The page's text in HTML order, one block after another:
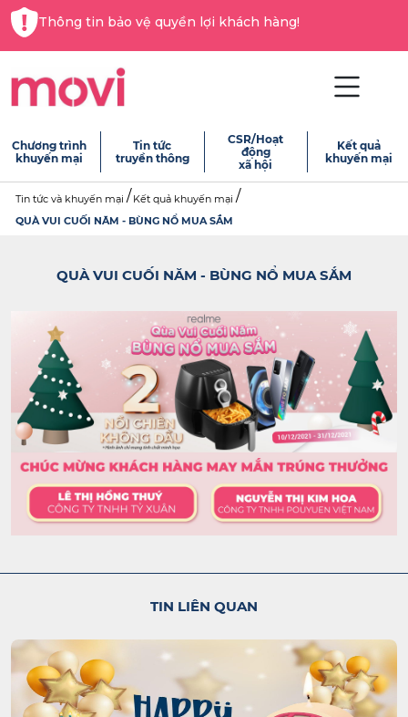
Thông tin bảo vệ quyền lợi khách hàng!
Chương trình
khuyến mại
Tin tức
truyền thông
CSR/Hoạt
động
xã hội
Kết quả
khuyến mại
Tin tức và khuyến mại
Kết quả khuyến mại
QUÀ VUI CUỐI NĂM - BÙNG NỔ MUA SẮM
QUÀ VUI CUỐI NĂM - BÙNG NỔ MUA SẮM
TIN LIÊN QUAN